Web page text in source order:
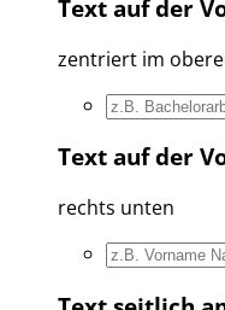
Text auf der
zentriert im
Text auf der
rechts unten